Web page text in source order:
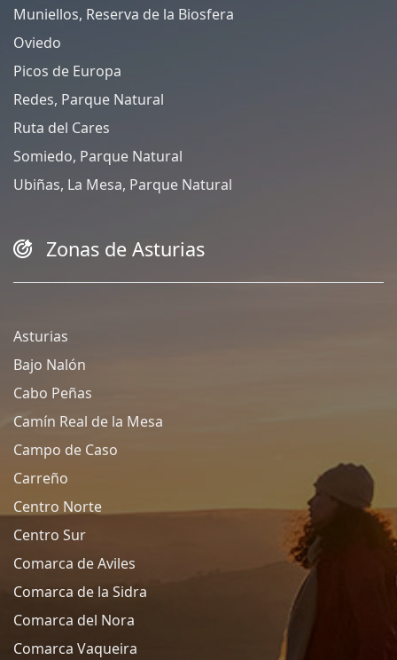
Muniellos, Reserva de la Biosfera
Oviedo
Picos de Europa
Redes, Parque Natural
Ruta del Cares
Somiedo, Parque Natural
Ubiñas, La Mesa, Parque Natural
Zonas de Asturias
Asturias
Bajo Nalón
Cabo Peñas
Camín Real de la Mesa
Campo de Caso
Carreño
Centro Norte
Centro Sur
Comarca de Aviles
Comarca de la Sidra
Comarca del Nora
Comarca Vaqueira